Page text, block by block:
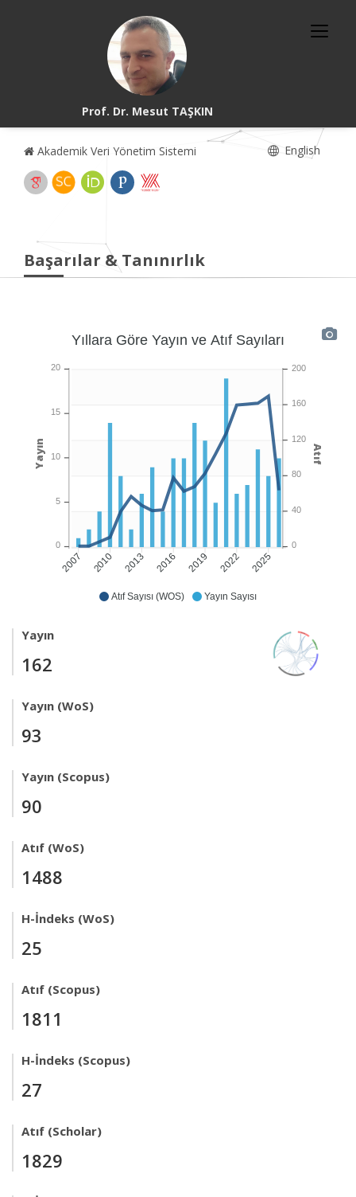
Prof. Dr. Mesut TAŞKIN
Akademik Veri Yönetim Sistemi English
Başarılar & Tanınırlık
Atıf Sayısı (WOS) Yayın Sayısı
2007 2010 2013 2016 2019 2022 2025
Yıllara Göre Yayın ve Atıf Sayıları
200
160
120
80
40
0
Atıf
20
15
10
5
0
Yayın
Yayın
162
Yayın (WoS)
93
Yayın (Scopus)
90
Atıf (WoS)
1488
H-İndeks (WoS)
25
Atıf (Scopus)
1811
H-İndeks (Scopus)
27
Atıf (Scholar)
1829